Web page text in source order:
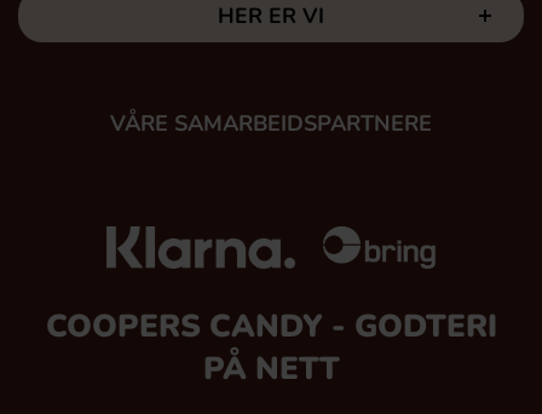
HER ER VI
VÅRE SAMARBEIDSPARTNERE
COOPERS CANDY - GODTERI
PÅ NETT